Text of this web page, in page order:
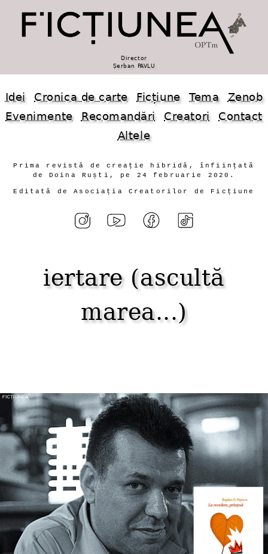
Director
Șerban PAVLU
Idei Cronica de carte Ficțiune Tema
Zenob
Evenimente
Recomandări Creatori
Contact
Altele
Prima revistă de creație hibridă, înființată
de Doina Ruști, pe 24 februarie 2020.
Editată de Asociația Creatorilor de Ficțiune
iertare (ascultă
marea...)